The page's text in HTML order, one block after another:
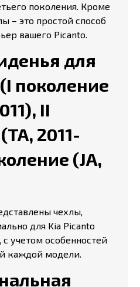
поколения. Кроме
– это простой способ
вашего Picanto.
для
поколение
II
2011-
(JA,
чехлы,
для Kia Picanto
учетом особенностей
каждой модели.